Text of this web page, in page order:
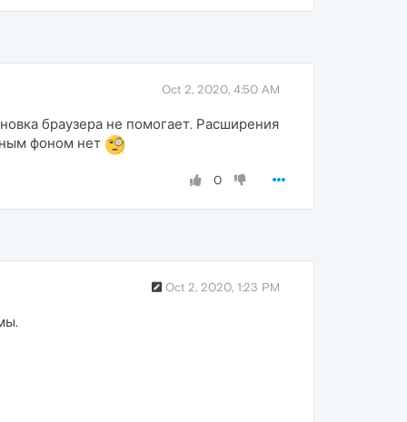
Oct 2, 2020, 4:50 AM
браузера не помогает. Расширения
фоном нет
0
Oct 2, 2020, 1:23 PM